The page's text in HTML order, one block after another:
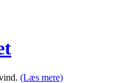
(Læs mere)